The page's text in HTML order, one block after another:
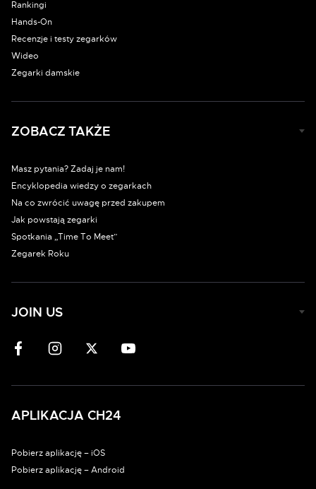
Rankingi
Hands-On
Recenzje i testy zegarków
Wideo
Zegarki damskie
ZOBACZ TAKŻE
Masz pytania? Zadaj je nam!
Encyklopedia wiedzy o zegarkach
Na co zwrócić uwagę przed zakupem
Jak powstają zegarki
Spotkania „Time To Meet”
Zegarek Roku
JOIN US
APLIKACJA CH24
Pobierz aplikację – iOS
Pobierz aplikację – Android